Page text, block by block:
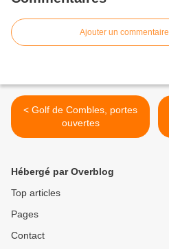
Ajouter un commentaire
< Golf de Combles, portes
ouvertes
Hébergé par Overblog
Top articles
Pages
Contact